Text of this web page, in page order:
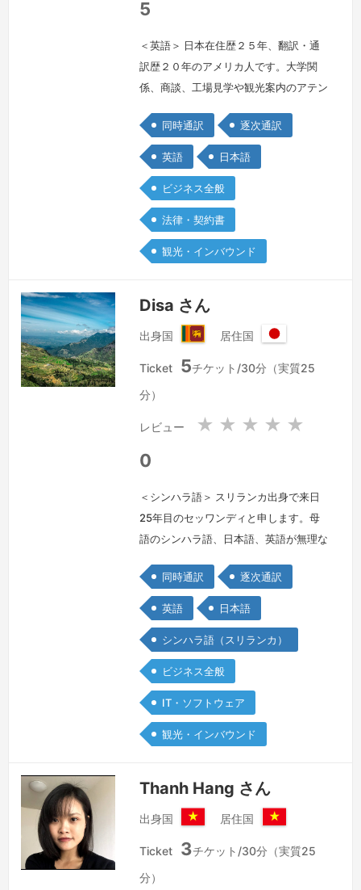
5
＜英語＞ 日本在住歴２５年、翻訳・通
訳歴２０年のアメリカ人です。大学関
係、商談、工場見学や観光案内のアテン
本の文化背景をよく理解した正確な通訳
業務をこなしています。円滑なコミュニ
ケーションのパートナーとしてぜひよろ
しくお願いします。
同時通訳 逐次通訳
英語 日本語
ビジネス全般
法律・契約書
観光・インバウンド
Disa さん
出身国
リ
カ
会
主
義
共
和
国
居住国
本
Ticket 5チケット/30分（実質25
分）
レビュー ★ ★ ★ ★ ★
0
＜シンハラ語＞ スリランカ出身で来日
25年目のセッワンディと申します。母
語のシンハラ語、日本語、英語が無理な
連の会社を設立し代表者として経営や経
理、マネージメントの経験があります。
日々通訳の勉強を欠かせますん。明る
く、新しいことに挑戦 する意欲があり
ます。どうぞよろしくお願いいたしま
す。続きを見る »
同時通訳 逐次通訳
英語 日本語
シンハラ語（スリランカ）
ビジネス全般
IT・ソフトウェア
観光・インバウンド
Thanh Hang さん
出身国
ト
居住国
ト
Ticket 3チケット/30分（実質25
分）